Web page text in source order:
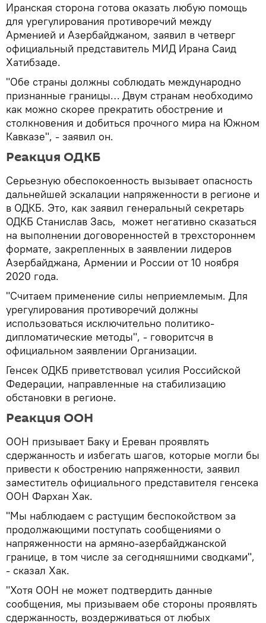
Иранская сторона готова оказать любую помощь
для урегулирования противоречий между
Арменией и Азербайджаном, заявил в четверг
официальный представитель МИД Ирана Саид
Хатибзаде.
"Обе страны должны соблюдать международно
признанные границы… Двум странам необходимо
как можно скорее прекратить обострение и
столкновения и добиться прочного мира на Южном
Кавказе", - заявил он.
Реакция ОДКБ
Серьезную обеспокоенность вызывает опасность
дальнейшей эскалации напряженности в регионе и
в ОДКБ. Это, как заявил генеральный секретарь
ОДКБ Станислав Зась, может негативно сказаться
на выполнении договоренностей в трехстороннем
формате, закрепленных в заявлении лидеров
Азербайджана, Армении и России от 10 ноября
2020 года.
"Считаем применение силы неприемлемым. Для
урегулирования противоречий должны
использоваться исключительно политико-
дипломатические методы", - говоритсчя в
официальном заявлении Организации.
Генсек ОДКБ приветствовал усилия Российской
Федерации, направленные на стабилизацию
обстановки в регионе.
Реакция ООН
ООН призывает Баку и Ереван проявлять
сдержанность и избегать шагов, которые могли бы
привести к обострению напряженности, заявил
заместитель официального представителя генсека
ООН Фархан Хак.
"Мы наблюдаем с растущим беспокойством за
продолжающими поступать сообщениями о
напряженности на армяно-азербайджанской
границе, в том числе за сегодняшними сводками",
- сказал Хак.
"Хотя ООН не может подтвердить данные
сообщения, мы призываем обе стороны проявлять
сдержанность, воздерживаться от любых